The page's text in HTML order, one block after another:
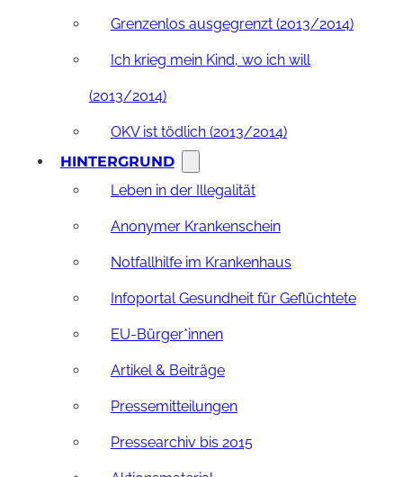
Grenzenlos ausgegrenzt (2013/2014)
Ich krieg mein Kind, wo ich will
(2013/2014)
OKV ist tödlich (2013/2014)
HINTERGRUND
Leben in der Illegalität
Anonymer Krankenschein
Notfallhilfe im Krankenhaus
Infoportal Gesundheit für Geflüchtete
EU-Bürger*innen
Artikel & Beiträge
Pressemitteilungen
Pressearchiv bis 2015